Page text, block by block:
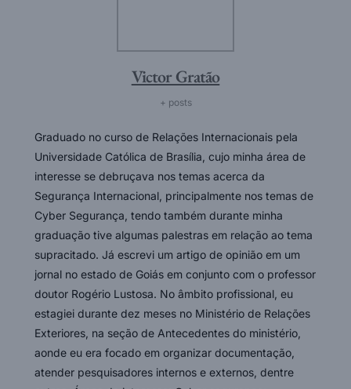
Victor Gratão
+ posts
Graduado no curso de Relações Internacionais pela
Universidade Católica de Brasília, cujo minha área de
interesse se debruçava nos temas acerca da
Segurança Internacional, principalmente nos temas de
Cyber Segurança, tendo também durante minha
graduação tive algumas palestras em relação ao tema
supracitado. Já escrevi um artigo de opinião em um
jornal no estado de Goiás em conjunto com o professor
doutor Rogério Lustosa. No âmbito profissional, eu
estagiei durante dez meses no Ministério de Relações
Exteriores, na seção de Antecedentes do ministério,
aonde eu era focado em organizar documentação,
atender pesquisadores internos e externos, dentre